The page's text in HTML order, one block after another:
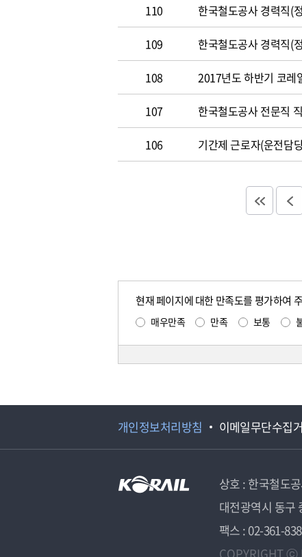
110 한국철도공사 경력직(
109 한국철도공사 경력직(
108 2017년도 하반기 코레
107 한국철도공사 전문직
106 기간제 근로자(운전담
현재 페이지에 대한 만족도를 평가하여
매우만족 만족 보통
개인정보처리방침 이메일무단수집
상호 : 한국철도
대전광역시 동구
팩스 : 02-361-
COPYRIGHT ⓒ